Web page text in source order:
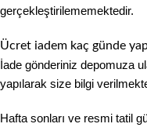
gerçekleştirilememektedir.
Ücret iadem kaç günde
İade gönderiniz depomuza
yapılarak size bilgi
Hafta sonları ve resmi tatil